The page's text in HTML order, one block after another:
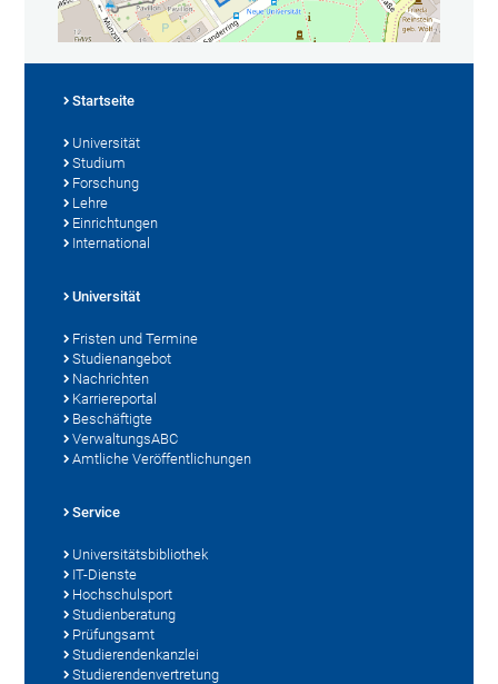
Startseite
Universität
Studium
Forschung
Lehre
Einrichtungen
International
Universität
Fristen und Termine
Studienangebot
Nachrichten
Karriereportal
Beschäftigte
VerwaltungsABC
Amtliche Veröffentlichungen
Service
Universitätsbibliothek
IT-Dienste
Hochschulsport
Studienberatung
Prüfungsamt
Studierendenkanzlei
Studierendenvertretung